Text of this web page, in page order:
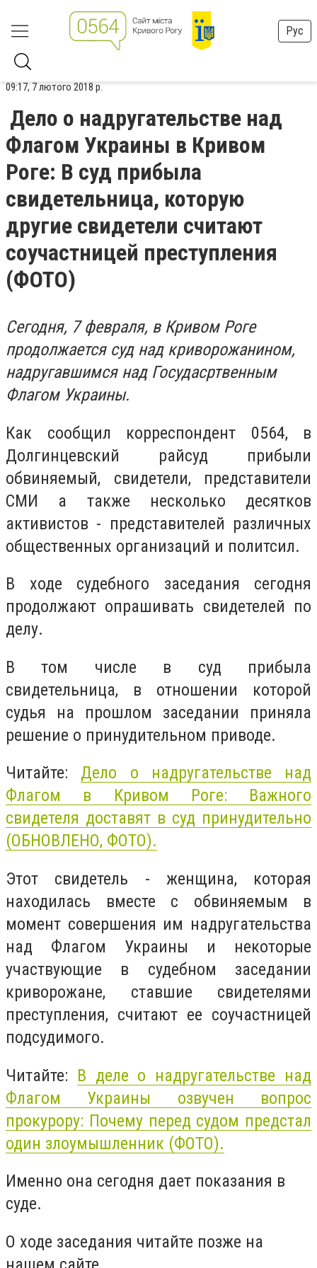
Рус
09:17, 7 лютого 2018 р.
Дело о надругательстве над
Флагом Украины в Кривом
Роге: В суд прибыла
свидетельница, которую
другие свидетели считают
соучастницей преступления
(ФОТО)
Сегодня, 7 февраля, в Кривом Роге
продолжается суд над криворожанином,
надругавшимся над Госудасртвенным
Флагом Украины.
Как сообщил корреспондент 0564, в
Долгинцевский райсуд прибыли
обвиняемый, свидетели, представители
СМИ а также несколько десятков
активистов - представителей различных
общественных организаций и политсил.
В ходе судебного заседания сегодня
продолжают опрашивать свидетелей по
делу.
В том числе в суд прибыла
свидетельница, в отношении которой
судья на прошлом заседании приняла
решение о принудительном приводе.
Читайте: Дело о надругательстве над
Флагом в Кривом Роге: Важного
свидетеля доставят в суд принудительно
(ОБНОВЛЕНО, ФОТО).
Этот свидетель - женщина, которая
находилась вместе с обвиняемым в
момент совершения им надругательства
над Флагом Украины и некоторые
участвующие в судебном заседании
криворожане, ставшие свидетелями
преступления, считают ее соучастницей
подсудимого.
Читайте: В деле о надругательстве над
Флагом Украины озвучен вопрос
прокурору: Почему перед судом предстал
один злоумышленник (ФОТО).
Именно она сегодня дает показания в
суде.
О ходе заседания читайте позже на